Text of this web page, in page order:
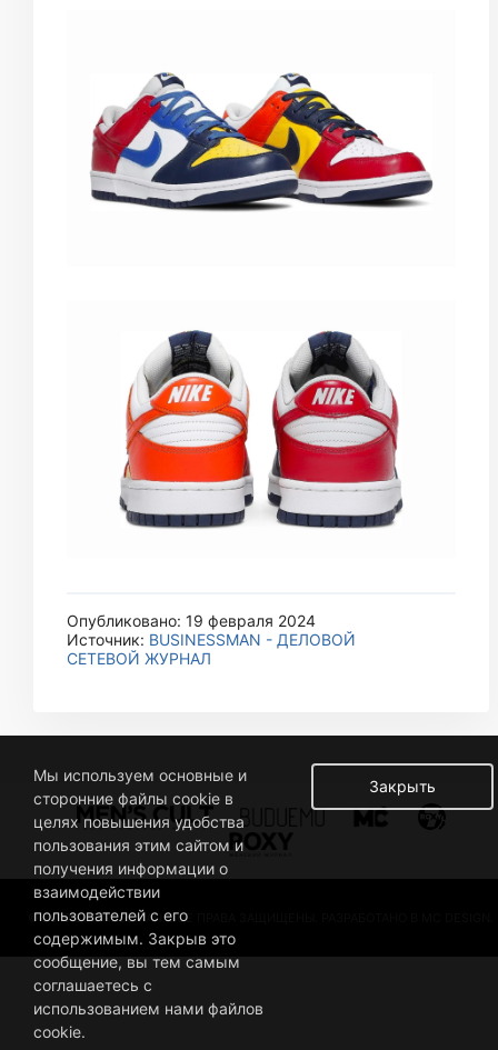
Опубликовано: 19 февраля 2024
Источник: BUSINESSMAN - ДЕЛОВОЙ
СЕТЕВОЙ ЖУРНАЛ
© 2019 BUSINESSMAN. ВСЕ ПРАВА ЗАЩИЩЕНЫ. РАЗРАБОТАНО В MC DESIGN.
Закрыть
Мы используем основные и
сторонние файлы cookie в
целях повышения удобства
пользования этим сайтом и
получения информации о
взаимодействии
пользователей с его
содержимым. Закрыв это
сообщение, вы тем самым
соглашаетесь с
использованием нами файлов
cookie.